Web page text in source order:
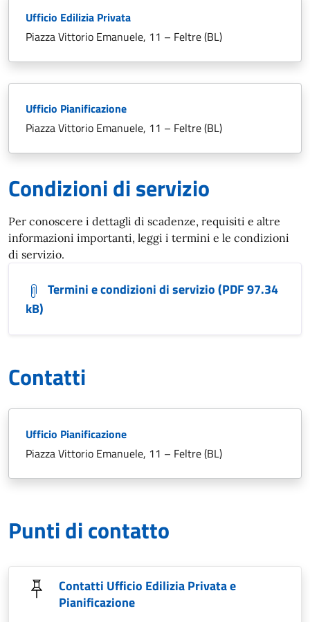
Ufficio Edilizia Privata
Piazza Vittorio Emanuele, 11 – Feltre (BL)
Ufficio Pianificazione
Piazza Vittorio Emanuele, 11 – Feltre (BL)
Condizioni di servizio
Per conoscere i dettagli di scadenze, requisiti e altre
informazioni importanti, leggi i termini e le condizioni
di servizio.
Termini e condizioni di servizio (PDF 97.34
kB)
Contatti
Ufficio Pianificazione
Piazza Vittorio Emanuele, 11 – Feltre (BL)
Punti di contatto
Contatti Ufficio Edilizia Privata e
Pianificazione